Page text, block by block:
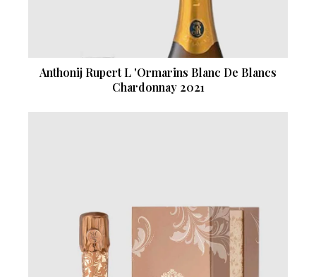
Anthonij Rupert L 'Ormarins Blanc De Blancs
Chardonnay 2021